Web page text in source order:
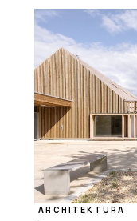
ARCHITEKTURA